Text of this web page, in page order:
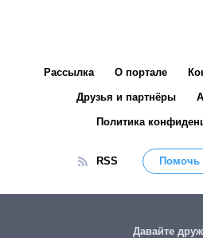
Рассылка О портале
Друзья и партнёры
Политика
RSS Помочь
Давайте